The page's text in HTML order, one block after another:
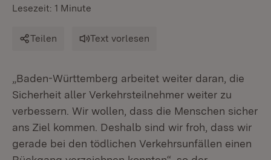
Lesezeit: 1 Minute
Teilen Text vorlesen
„Baden-Württemberg arbeitet weiter daran, die
Sicherheit aller Verkehrsteilnehmer weiter zu
verbessern. Wir wollen, dass die Menschen sicher
ans Ziel kommen. Deshalb sind wir froh, dass wir
gerade bei den tödlichen Verkehrsunfällen einen